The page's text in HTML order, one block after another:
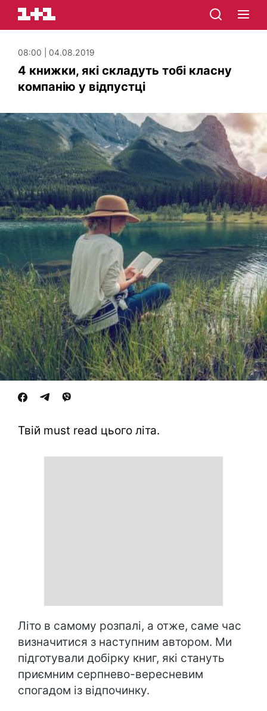
08:00 | 04.08.2019
4 книжки, які складуть тобі класну
компанію у відпустці
Твій must read цього літа.
Літо в самому розпалі, а отже, саме час
визначитися з наступним автором. Ми
підготували добірку книг, які стануть
приємним серпнево-вересневим
спогадом із відпочинку.